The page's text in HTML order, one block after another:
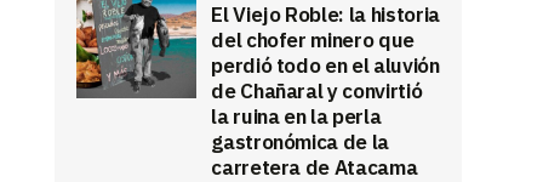
El Viejo Roble: la historia
del chofer minero que
perdió todo en el aluvión
de Chañaral y convirtió
la ruina en la perla
gastronómica de la
carretera de Atacama